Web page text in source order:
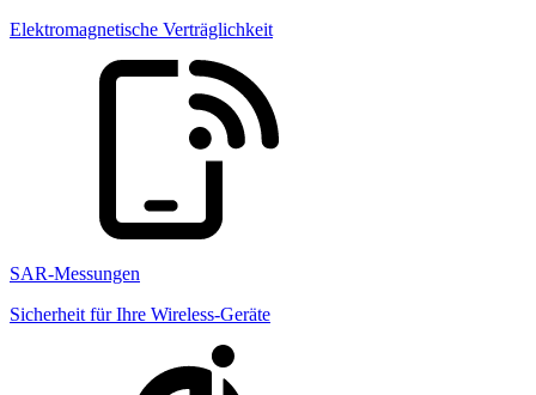
Elektromagnetische Verträglichkeit
SAR-Messungen
Sicherheit für Ihre Wireless-Geräte